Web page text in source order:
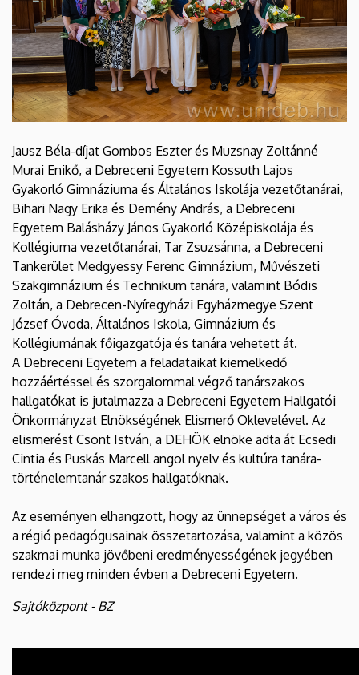
Jausz Béla-díjat Gombos Eszter és Muzsnay Zoltánné
Murai Enikő, a Debreceni Egyetem Kossuth Lajos
Gyakorló Gimnáziuma és Általános Iskolája vezetőtanárai,
Bihari Nagy Erika és Demény András, a Debreceni
Egyetem Balásházy János Gyakorló Középiskolája és
Kollégiuma vezetőtanárai, Tar Zsuzsánna, a Debreceni
Tankerület Medgyessy Ferenc Gimnázium, Művészeti
Szakgimnázium és Technikum tanára, valamint Bódis
Zoltán, a Debrecen-Nyíregyházi Egyházmegye Szent
József Óvoda, Általános Iskola, Gimnázium és
Kollégiumának főigazgatója és tanára vehetett át.
A Debreceni Egyetem a feladataikat kiemelkedő
hozzáértéssel és szorgalommal végző tanárszakos
hallgatókat is jutalmazza a Debreceni Egyetem Hallgatói
Önkormányzat Elnökségének Elismerő Oklevelével. Az
elismerést Csont István, a DEHÖK elnöke adta át Ecsedi
Cintia és Puskás Marcell angol nyelv és kultúra tanára-
történelemtanár szakos hallgatóknak.
Az eseményen elhangzott, hogy az ünnepséget a város és
a régió pedagógusainak összetartozása, valamint a közös
szakmai munka jövőbeni eredményességének jegyében
rendezi meg minden évben a Debreceni Egyetem.
Sajtóközpont - BZ